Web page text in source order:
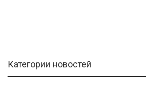
Категории новостей